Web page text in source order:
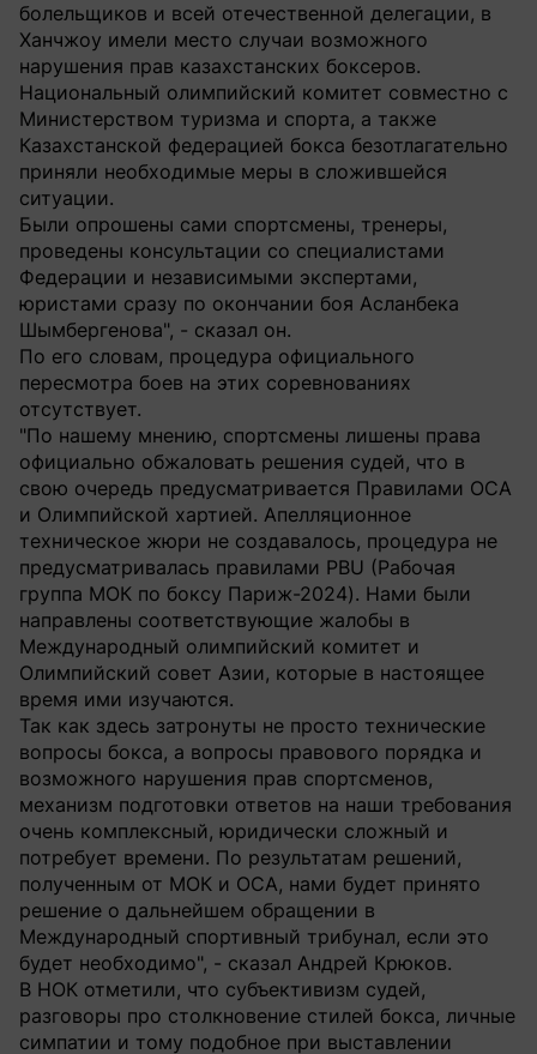
болельщиков и всей отечественной делегации, в
Ханчжоу имели место случаи возможного
нарушения прав казахстанских боксеров.
Национальный олимпийский комитет совместно с
Министерством туризма и спорта, а также
Казахстанской федерацией бокса безотлагательно
приняли необходимые меры в сложившейся
ситуации.
Были опрошены сами спортсмены, тренеры,
проведены консультации со специалистами
Федерации и независимыми экспертами,
юристами сразу по окончании боя Асланбека
Шымбергенова", - сказал он.
По его словам, процедура официального
пересмотра боев на этих соревнованиях
отсутствует.
"По нашему мнению, спортсмены лишены права
официально обжаловать решения судей, что в
свою очередь предусматривается Правилами ОСА
и Олимпийской хартией. Апелляционное
техническое жюри не создавалось, процедура не
предусматривалась правилами PBU (Рабочая
группа МОК по боксу Париж-2024). Нами были
направлены соответствующие жалобы в
Международный олимпийский комитет и
Олимпийский совет Азии, которые в настоящее
время ими изучаются.
Так как здесь затронуты не просто технические
вопросы бокса, а вопросы правового порядка и
возможного нарушения прав спортсменов,
механизм подготовки ответов на наши требования
очень комплексный, юридически сложный и
потребует времени. По результатам решений,
полученным от МОК и ОСА, нами будет принято
решение о дальнейшем обращении в
Международный спортивный трибунал, если это
будет необходимо", - сказал Андрей Крюков.
В НОК отметили, что субъективизм судей,
разговоры про столкновение стилей бокса, личные
симпатии и тому подобное при выставлении